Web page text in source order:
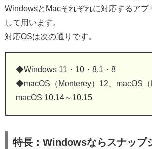
WindowsとMacそれぞれに対応するアプ
して用います。
対応OSは次の通りです。
◆Windows 11・10・8.1・8
◆macOS（Monterey）12、macOS（
macOS 10.14～10.15
特長：Windowsならスナップ